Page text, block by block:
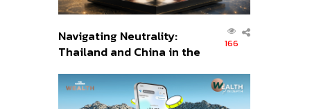
Navigating Neutrality:
Thailand and China in the
Order
166